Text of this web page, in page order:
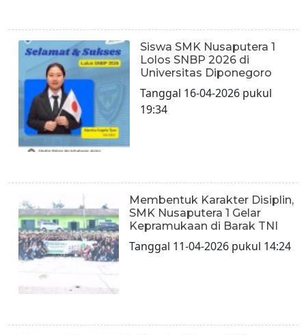
Siswa SMK Nusaputera 1
Lolos SNBP 2026 di
Universitas Diponegoro
Tanggal 16-04-2026 pukul
19:34
Membentuk Karakter Disiplin,
SMK Nusaputera 1 Gelar
Kepramukaan di Barak TNI
Tanggal 11-04-2026 pukul 14:24